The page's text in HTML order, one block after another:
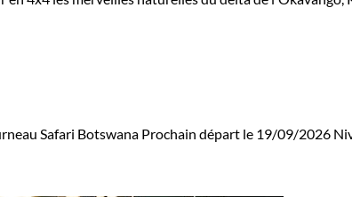
Safari Botswana Prochain départ le 19/09/2026